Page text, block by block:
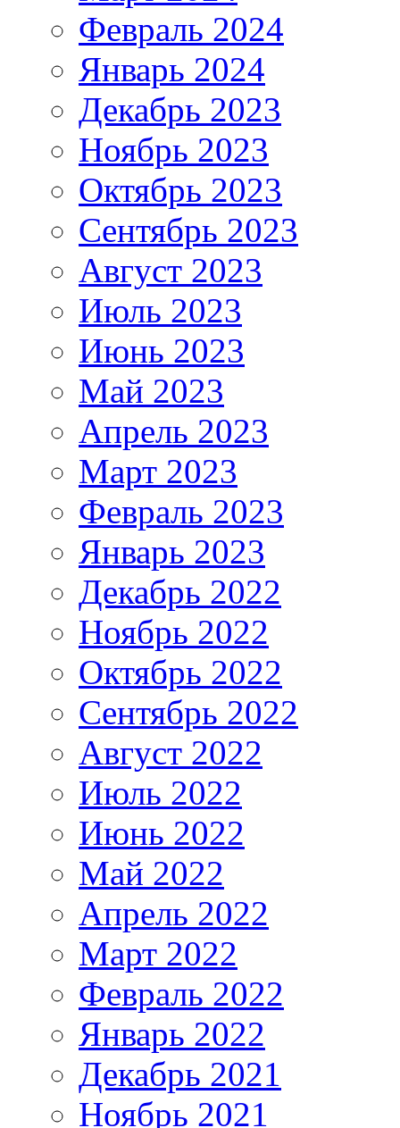
Февраль 2024
Январь 2024
Декабрь 2023
Ноябрь 2023
Октябрь 2023
Сентябрь 2023
Август 2023
Июль 2023
Июнь 2023
Май 2023
Апрель 2023
Март 2023
Февраль 2023
Январь 2023
Декабрь 2022
Ноябрь 2022
Октябрь 2022
Сентябрь 2022
Август 2022
Июль 2022
Июнь 2022
Май 2022
Апрель 2022
Март 2022
Февраль 2022
Январь 2022
Декабрь 2021
Ноябрь 2021